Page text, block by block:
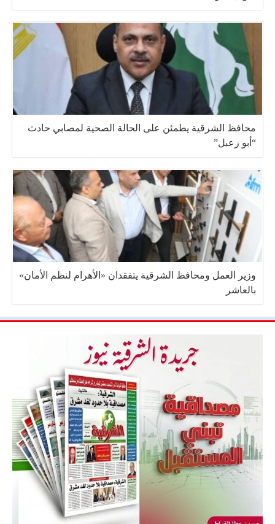
محافظ الشرقية يطمئن على الحالة الصحية لمصابي حادث
“أبو زعبل”
وزير العمل ومحافظ الشرقية يتفقدان «الأهرام لنظم الأمان»
بالعاشر